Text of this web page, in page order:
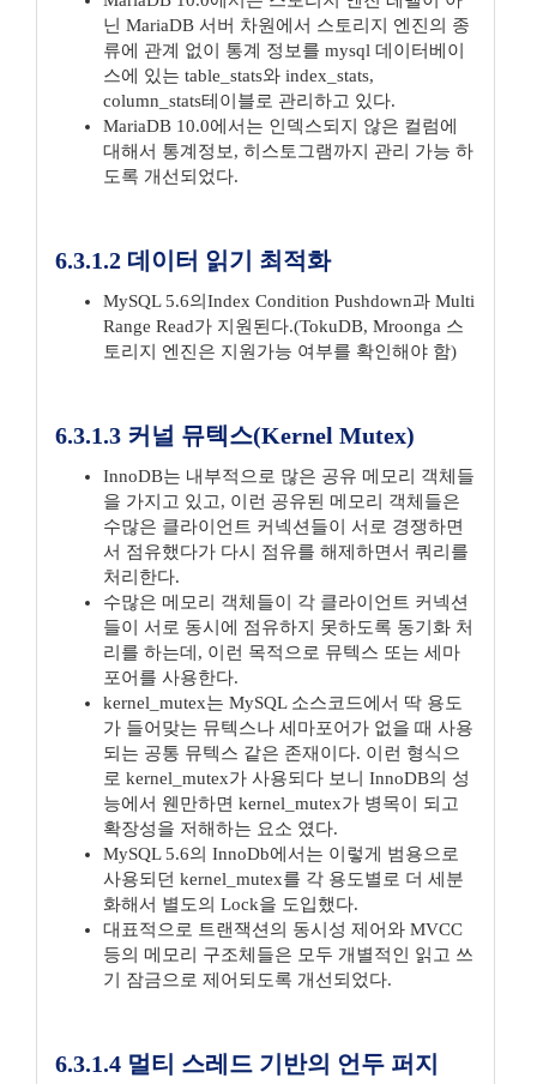
닌 MariaDB 서버 차원에서 스토리지 엔진의 종
류에 관계 없이 통계 정보를 mysql 데이터베이
스에 있는 table_stats와 index_stats,
column_stats테이블로 관리하고 있다.
MariaDB 10.0에서는 인덱스되지 않은 컬럼에
대해서 통계정보, 히스토그램까지 관리 가능 하
도록 개선되었다.
6.3.1.2 데이터 읽기 최적화
MySQL 5.6의Index Condition Pushdown과 Multi
Range Read가 지원된다.(TokuDB, Mroonga 스
토리지 엔진은 지원가능 여부를 확인해야 함)
6.3.1.3 커널 뮤텍스(Kernel Mutex)
InnoDB는 내부적으로 많은 공유 메모리 객체들
을 가지고 있고, 이런 공유된 메모리 객체들은
수많은 클라이언트 커넥션들이 서로 경쟁하면
서 점유했다가 다시 점유를 해제하면서 쿼리를
처리한다.
수많은 메모리 객체들이 각 클라이언트 커넥션
들이 서로 동시에 점유하지 못하도록 동기화 처
리를 하는데, 이런 목적으로 뮤텍스 또는 세마
포어를 사용한다.
kernel_mutex는 MySQL 소스코드에서 딱 용도
가 들어맞는 뮤텍스나 세마포어가 없을 때 사용
되는 공통 뮤텍스 같은 존재이다. 이런 형식으
로 kernel_mutex가 사용되다 보니 InnoDB의 성
능에서 웬만하면 kernel_mutex가 병목이 되고
확장성을 저해하는 요소 였다.
MySQL 5.6의 InnoDb에서는 이렇게 범용으로
사용되던 kernel_mutex를 각 용도별로 더 세분
화해서 별도의 Lock을 도입했다.
대표적으로 트랜잭션의 동시성 제어와 MVCC
등의 메모리 구조체들은 모두 개별적인 읽고 쓰
기 잠금으로 제어되도록 개선되었다.
6.3.1.4 멀티 스레드 기반의 언두 퍼지